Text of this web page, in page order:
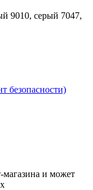
9010, серый 7047,
безопасности)
магазина и может